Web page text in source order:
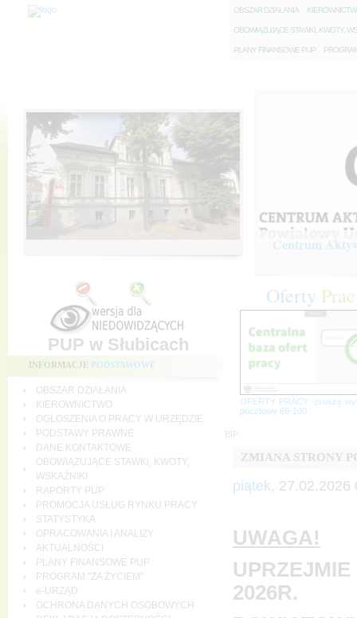
OBSZAR DZIAŁANIA K
OBOWIĄZUJĄCE STAWKI, KWOTY,
PLANY FINANSOWE PUP P
Centrum
PUP w Słubicach
INFORMACJE PODSTAWOWE
OBSZAR DZIAŁANIA
KIEROWNICTWO
OGŁOSZENIA O PRACY W URZĘDZIE
PODSTAWY PRAWNE
DANE KONTAKTOWE
OBOWIĄZUJĄCE STAWKI, KWOTY,
WSKAŹNIKI
RAPORTY PUP
PROMOCJA USŁUG RYNKU PRACY
STATYSTYKA
OPRACOWANIA I ANALIZY
AKTUALNOŚCI
PLANY FINANSOWE PUP
PROGRAM "ZA ŻYCIEM"
e-URZĄD
OCHRONA DANYCH OSOBOWYCH
Oferty
OFERTY PRACY -proszę
pocztowy 69-100
BIP
ZMIANA STRONY
piątek, 27.02.2026
UWAGA!
2026R.